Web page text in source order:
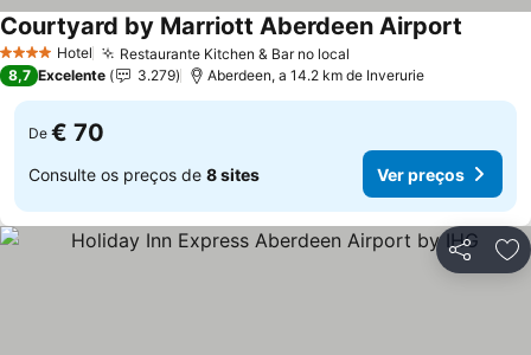
4 EstrelasHotel Restaurante Kitchen & Bar no local
Courtyard by Marriott Aberdeen Airport
8,7 Excelente 3.279 Aberdeen, a 14.2 km de Inverurie
De € 70
Consulte os preços de 8 sites Ver preços
Partilhar